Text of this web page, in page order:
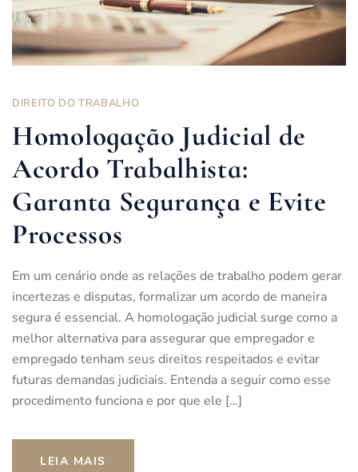
DIREITO DO TRABALHO
Homologação Judicial de
Acordo Trabalhista:
Garanta Segurança e Evite
Processos
Em um cenário onde as relações de trabalho podem gerar
incertezas e disputas, formalizar um acordo de maneira
segura é essencial. A homologação judicial surge como a
melhor alternativa para assegurar que empregador e
empregado tenham seus direitos respeitados e evitar
futuras demandas judiciais. Entenda a seguir como esse
procedimento funciona e por que ele […]
LEIA MAIS